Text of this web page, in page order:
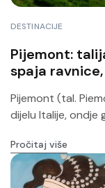
DESTINACIJE
Pijemont:
spaja
Pijemont (tal.
dijelu Italije, ondje
Pročitaj više